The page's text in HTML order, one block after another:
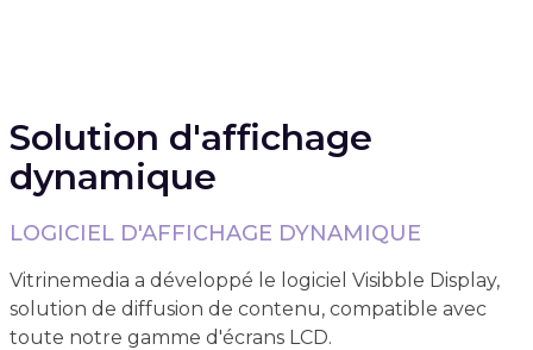
Solution d'affichage
dynamique
LOGICIEL D'AFFICHAGE DYNAMIQUE
Vitrinemedia a développé le logiciel Visibble Display,
solution de diffusion de contenu, compatible avec
toute notre gamme d'écrans LCD.